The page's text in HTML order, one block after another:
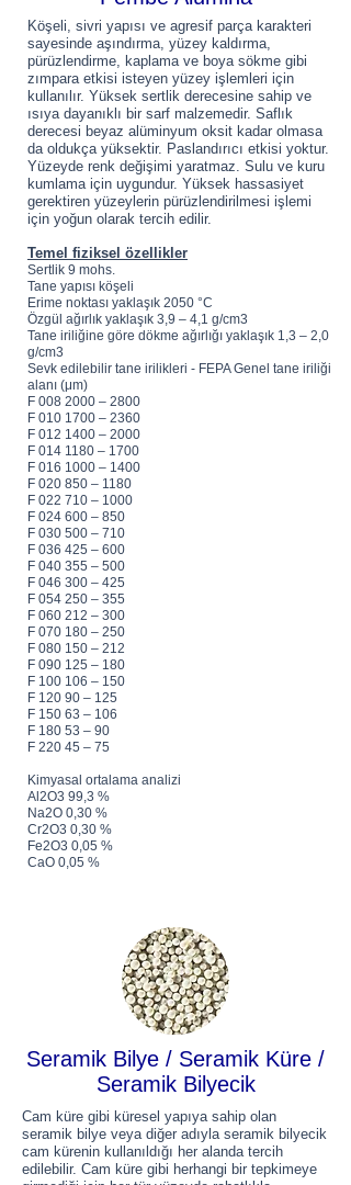
Köşeli, sivri yapısı ve agresif parça karakteri
sayesinde aşındırma, yüzey kaldırma,
pürüzlendirme, kaplama ve boya sökme gibi
zımpara etkisi isteyen yüzey işlemleri için
kullanılır. Yüksek sertlik derecesine sahip ve
ısıya dayanıklı bir sarf malzemedir. Saflık
derecesi beyaz alüminyum oksit kadar olmasa
da oldukça yüksektir. Paslandırıcı etkisi yoktur.
Yüzeyde renk değişimi yaratmaz. Sulu ve kuru
kumlama için uygundur. Yüksek hassasiyet
gerektiren yüzeylerin pürüzlendirilmesi işlemi
için yoğun olarak tercih edilir.
Temel fiziksel özellikler
Sertlik 9 mohs.
Tane yapısı köşeli
Erime noktası yaklaşık 2050 °C
Özgül ağırlık yaklaşık 3,9 – 4,1 g/cm3
Tane iriliğine göre dökme ağırlığı yaklaşık 1,3 – 2,0
g/cm3
Sevk edilebilir tane irilikleri - FEPA Genel tane iriliği
alanı (μm)
F 008 2000 – 2800
F 010 1700 – 2360
F 012 1400 – 2000
F 014 1180 – 1700
F 016 1000 – 1400
F 020 850 – 1180
F 022 710 – 1000
F 024 600 – 850
F 030 500 – 710
F 036 425 – 600
F 040 355 – 500
F 046 300 – 425
F 054 250 – 355
F 060 212 – 300
F 070 180 – 250
F 080 150 – 212
F 090 125 – 180
F 100 106 – 150
F 120 90 – 125
F 150 63 – 106
F 180 53 – 90
F 220 45 – 75
Kimyasal ortalama analizi
Al2O3 99,3 %
Na2O 0,30 %
Cr2O3 0,30 %
Fe2O3 0,05 %
CaO 0,05 %
Seramik Bilye / Seramik Küre /
Seramik Bilyecik
Cam küre gibi küresel yapıya sahip olan
seramik bilye veya diğer adıyla seramik bilyecik
cam kürenin kullanıldığı her alanda tercih
edilebilir. Cam küre gibi herhangi bir tepkimeye